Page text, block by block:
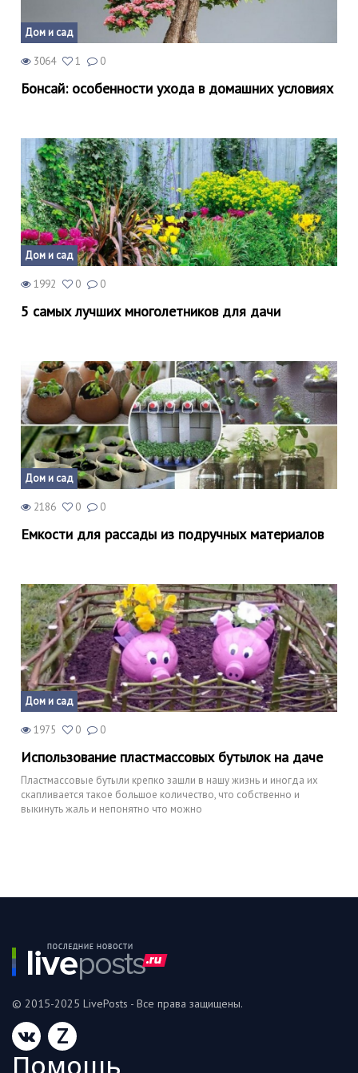
Дом и сад
3064 1 0
Бонсай: особенности ухода в домашних условиях
Дом и сад
1992 0 0
5 самых лучших многолетников для дачи
Дом и сад
2186 0 0
Емкости для рассады из подручных материалов
Дом и сад
1975 0 0
Использование пластмассовых бутылок на даче
Пластмассовые бутыли крепко зашли в нашу жизнь и иногда их
скапливается такое большое количество, что собственно и
выкинуть жаль и непонятно что можно
© 2015-2025 LivePosts - Все права защищены.
Z
Помошь